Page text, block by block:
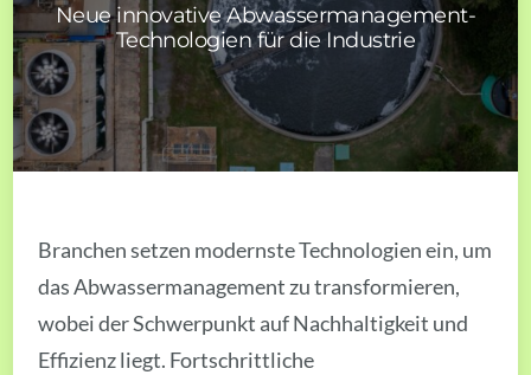
Neue innovative Abwassermanagement-
Technologien für die Industrie
Branchen setzen modernste Technologien ein, um
das Abwassermanagement zu transformieren,
wobei der Schwerpunkt auf Nachhaltigkeit und
Effizienz liegt. Fortschrittliche